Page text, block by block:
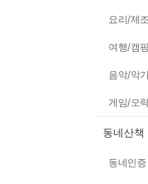
요리/제조
여행/캠핑
음악/악기
게임/오
동네산책
동네인